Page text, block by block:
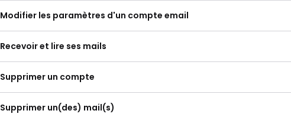
Modifier les paramètres d'un compte email
Recevoir et lire ses mails
Supprimer un compte
Supprimer un(des) mail(s)